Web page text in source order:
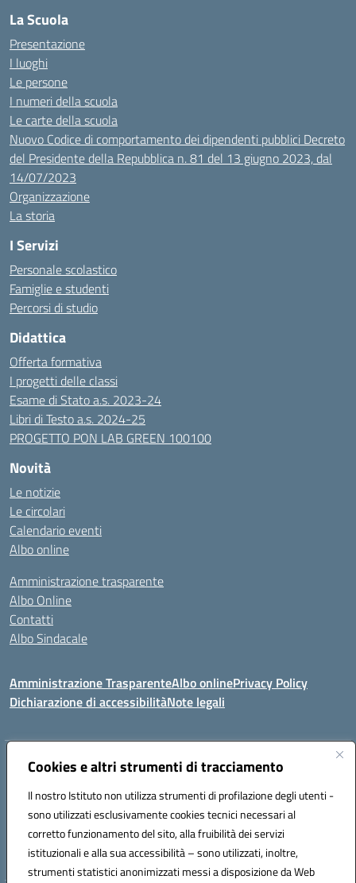
Cookies e altri strumenti di tracciamento
Il nostro Istituto non utilizza strumenti di profilazione degli utenti -
sono utilizzati esclusivamente cookies tecnici necessari al
corretto funzionamento del sito, alla fruibilità dei servizi
istituzionali e alla sua accessibilità – sono utilizzati, inoltre,
strumenti statistici anonimizzati messi a disposizione da Web
La Scuola
Presentazione
I luoghi
Le persone
I numeri della scuola
Le carte della scuola
Nuovo Codice di comportamento dei dipendenti pubblici Decreto
del Presidente della Repubblica n. 81 del 13 giugno 2023, dal
14/07/2023
Organizzazione
La storia
I Servizi
Personale scolastico
Famiglie e studenti
Percorsi di studio
Didattica
Offerta formativa
I progetti delle classi
Esame di Stato a.s. 2023-24
Libri di Testo a.s. 2024-25
PROGETTO PON LAB GREEN 100100
Novità
Le notizie
Le circolari
Calendario eventi
Albo online
Amministrazione trasparente
Albo Online
Contatti
Albo Sindacale
Amministrazione TrasparenteAlbo onlinePrivacy Policy
Dichiarazione di accessibilitàNote legali
Indirizzo:Via De Martis s.n.c. 07029 Tempio Pausania (OT)
Posta elettronica certificata (PEC):sssl030007@pec.istruzione.it
Codice fiscale: 91009410902
Codice meccanografico: SSSL030007